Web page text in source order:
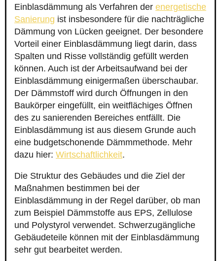
Einblasdämmung als Verfahren der energetische
Sanierung ist insbesondere für die nachträgliche
Dämmung von Lücken geeignet. Der besondere
Vorteil einer Einblasdämmung liegt darin, dass
Spalten und Risse vollständig gefüllt werden
können. Auch ist der Arbeitsaufwand bei der
Einblasdämmung einigermaßen überschaubar.
Der Dämmstoff wird durch Öffnungen in den
Baukörper eingefüllt, ein weitflächiges Öffnen
des zu sanierenden Bereiches entfällt. Die
Einblasdämmung ist aus diesem Grunde auch
eine budgetschonende Dämmmethode. Mehr
dazu hier: Wirtschaftlichkeit.
Die Struktur des Gebäudes und die Ziel der
Maßnahmen bestimmen bei der
Einblasdämmung in der Regel darüber, ob man
zum Beispiel Dämmstoffe aus EPS, Zellulose
und Polystyrol verwendet. Schwerzugängliche
Gebäudeteile können mit der Einblasdämmung
sehr gut bearbeitet werden.